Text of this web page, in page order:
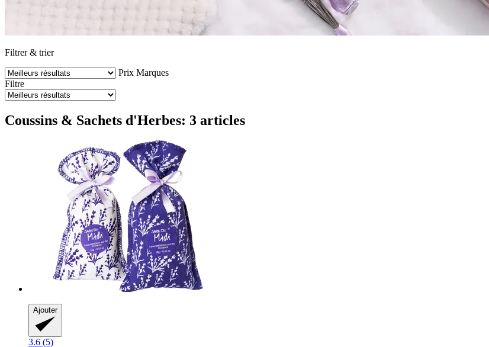
Filtrer & trier
Prix Marques
Filtre
Coussins & Sachets d'Herbes: 3 articles
Ajouter
3.6 (5)